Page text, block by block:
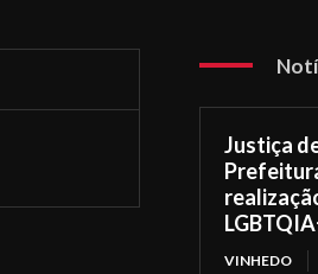
Justiça
VINHEDO